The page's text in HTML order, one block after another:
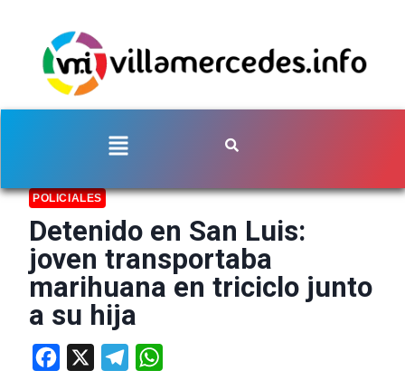
POLICIALES
Detenido en San Luis:
joven transportaba
marihuana en triciclo junto
a su hija
Facebook Telegram